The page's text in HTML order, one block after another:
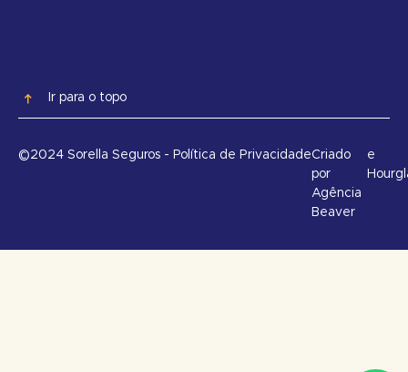
Ir para o topo
©2024 Sorella Seguros - Política de PrivacidadeCriado
por
Agência
Beaver
e